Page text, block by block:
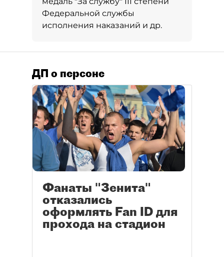
Федеральной службы
исполнения наказаний и др.
ДП о персоне
Фанаты "Зенита"
отказались
оформлять Fan ID для
прохода на стадион